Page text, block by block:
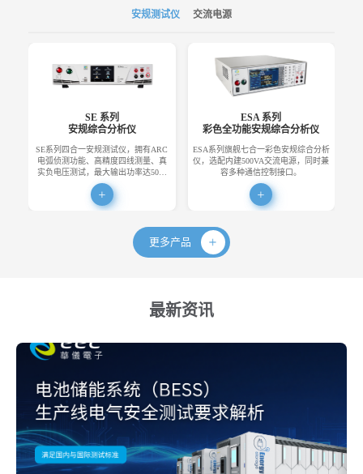
安规测试仪 交流电源
SE 系列
安规综合分析仪
SE系列四合一安规测试仪，拥有ARC
电弧侦测功能、高精度四线测量、真
实负电压测试，最大输出功率达50…
ESA 系列
彩色全功能安规综合分析仪
ESA系列旗舰七合一彩色安规综合分析
仪，选配内建500VA交流电源，同时兼
容多种通信控制接口。
更多产品
最新资讯